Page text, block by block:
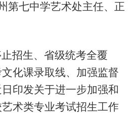
第七中学艺术处主任、正
招生、省级统考全覆
化课录取线、加强监督
印发关于进一步加强和
术类专业考试招生工作